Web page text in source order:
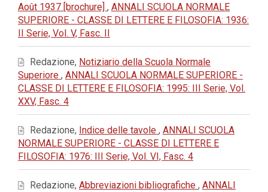
Août 1937 [brochure] , ANNALI SCUOLA NORMALE
SUPERIORE - CLASSE DI LETTERE E FILOSOFIA: 1936:
II Serie, Vol. V, Fasc. II
Redazione, Notiziario della Scuola Normale
Superiore , ANNALI SCUOLA NORMALE SUPERIORE -
CLASSE DI LETTERE E FILOSOFIA: 1995: III Serie, Vol.
XXV, Fasc. 4
Redazione, Indice delle tavole , ANNALI SCUOLA
NORMALE SUPERIORE - CLASSE DI LETTERE E
FILOSOFIA: 1976: III Serie, Vol. VI, Fasc. 4
Redazione, Abbreviazioni bibliografiche , ANNALI